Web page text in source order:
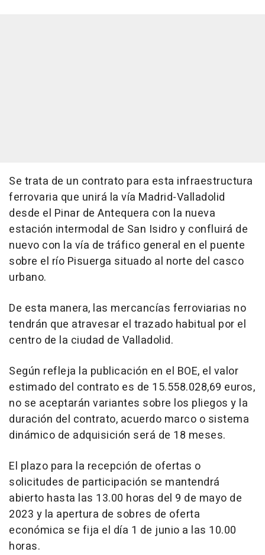
Se trata de un contrato para esta infraestructura
ferrovaria que unirá la vía Madrid-Valladolid
desde el Pinar de Antequera con la nueva
estación intermodal de San Isidro y confluirá de
nuevo con la vía de tráfico general en el puente
sobre el río Pisuerga situado al norte del casco
urbano.
De esta manera, las mercancías ferroviarias no
tendrán que atravesar el trazado habitual por el
centro de la ciudad de Valladolid.
Según refleja la publicación en el BOE, el valor
estimado del contrato es de 15.558.028,69 euros,
no se aceptarán variantes sobre los pliegos y la
duración del contrato, acuerdo marco o sistema
dinámico de adquisición será de 18 meses.
El plazo para la recepción de ofertas o
solicitudes de participación se mantendrá
abierto hasta las 13.00 horas del 9 de mayo de
2023 y la apertura de sobres de oferta
económica se fija el día 1 de junio a las 10.00
horas.